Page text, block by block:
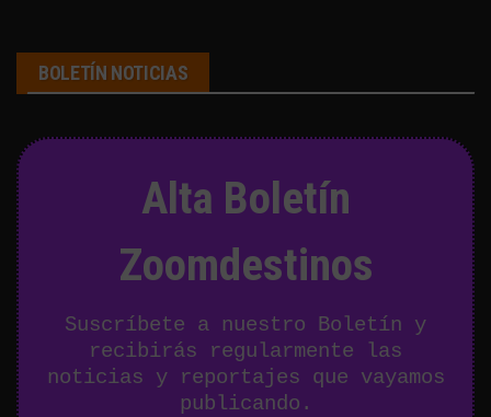
BOLETÍN NOTICIAS
Alta Boletín
Zoomdestinos
Suscríbete a nuestro Boletín y
recibirás regularmente las
noticias y reportajes que vayamos
publicando.